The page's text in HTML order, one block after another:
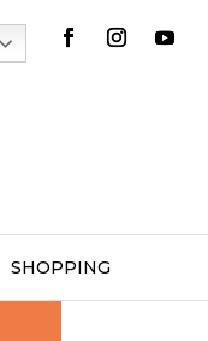
SHOPPING